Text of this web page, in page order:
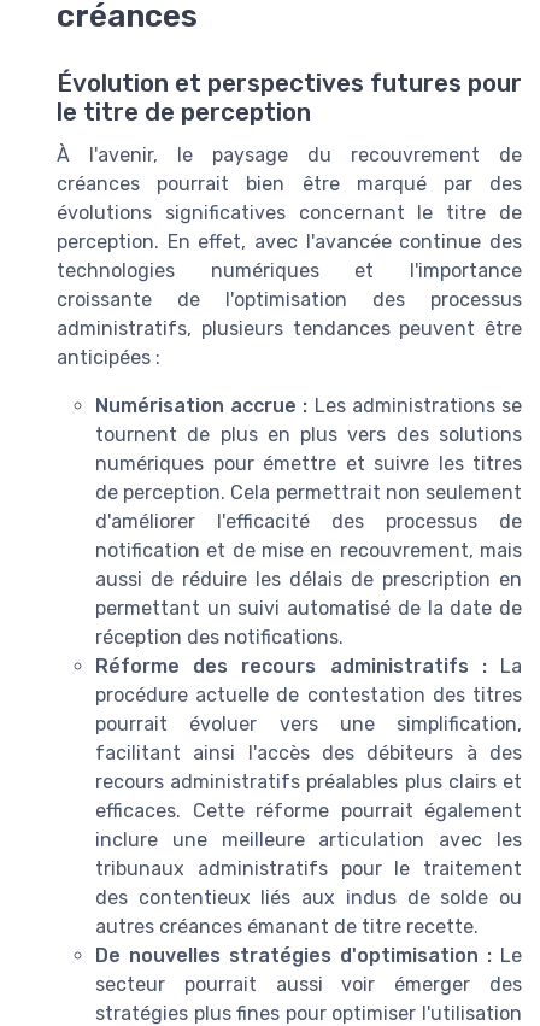
créances
Évolution et perspectives futures pour
le titre de perception
À l'avenir, le paysage du recouvrement de
créances pourrait bien être marqué par des
évolutions significatives concernant le titre de
perception. En effet, avec l'avancée continue des
technologies numériques et l'importance
croissante de l'optimisation des processus
administratifs, plusieurs tendances peuvent être
anticipées :
Numérisation accrue : Les administrations se
tournent de plus en plus vers des solutions
numériques pour émettre et suivre les titres
de perception. Cela permettrait non seulement
d'améliorer l'efficacité des processus de
notification et de mise en recouvrement, mais
aussi de réduire les délais de prescription en
permettant un suivi automatisé de la date de
réception des notifications.
Réforme des recours administratifs :La
procédure actuelle de contestation des titres
pourrait évoluer vers une simplification,
facilitant ainsi l'accès des débiteurs à des
recours administratifs préalables plus clairs et
efficaces. Cette réforme pourrait également
inclure une meilleure articulation avec les
tribunaux administratifs pour le traitement
des contentieux liés aux indus de solde ou
autres créances émanant de titre recette.
De nouvelles stratégies d'optimisation : Le
secteur pourrait aussi voir émerger des
stratégies plus fines pour optimiser l'utilisation